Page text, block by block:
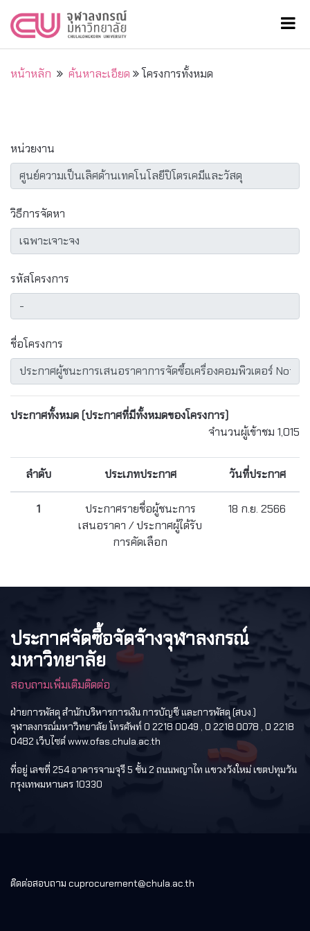
หน้าหลัก ค้นหาละเอียด โครงการทั้งหมด
หน่วยงาน
วิธีการจัดหา
รหัสโครงการ
ชื่อโครงการ
ประกาศทั้งหมด(ประกาศที่มีทั้งหมดของโครงการ)
จำนวนผู้เข้าชม 1,015
ลำดับ ประเภทประกาศ วันที่ประกาศ
1
ประกาศรายชื่อผู้ชนะการ
เสนอราคา / ประกาศผู้ได้รับ
การคัดเลือก
18 ก.ย. 2566
ประกาศจัดซื้อจัดจ้างจุฬาลงกรณ์
มหาวิทยาลัย
สอบถามเพิ่มเติมติดต่อ
ฝ่ายการพัสดุ สำนักบริหารการเงิน การบัญชี และการพัสดุ (สบง.)
จุฬาลงกรณ์มหาวิทยาลัย โทรศัพท์ 0 2218 0049 , 0 2218 0078 , 0 2218
0482 เว็บไซต์ www.ofas.chula.ac.th
ที่อยู่ เลขที่ 254 อาคารจามจุรี 5 ชั้น 2 ถนนพญาไท แขวงวังใหม่ เขตปทุมวัน
กรุงเทพมหานคร 10330
ติดต่อสอบถาม cuprocurement@chula.ac.th